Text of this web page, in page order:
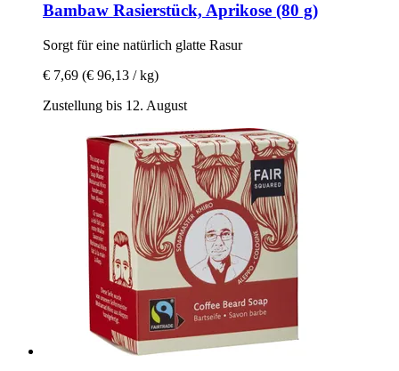
Bambaw Rasierstück, Aprikose (80 g)
Sorgt für eine natürlich glatte Rasur
€ 7,69 (€ 96,13 / kg)
Zustellung bis 12. August